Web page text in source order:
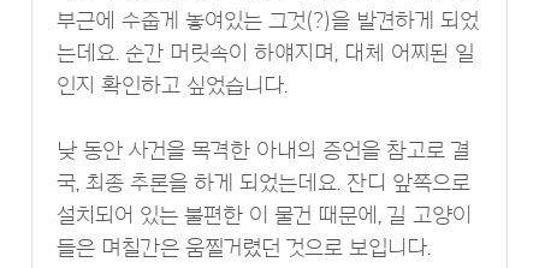
부근에 수줍게 놓여있는 그것(?)을 발견하게 되었
는데요. 순간 머릿속이 하얘지며, 대체 어찌된 일
인지 확인하고 싶었습니다.
낮 동안 사건을 목격한 아내의 증언을 참고로 결
국, 최종 추론을 하게 되었는데요. 잔디 앞쪽으로
설치되어 있는 불편한 이 물건 때문에, 길 고양이
들은 며칠간은 움찔거렸던 것으로 보입니다.